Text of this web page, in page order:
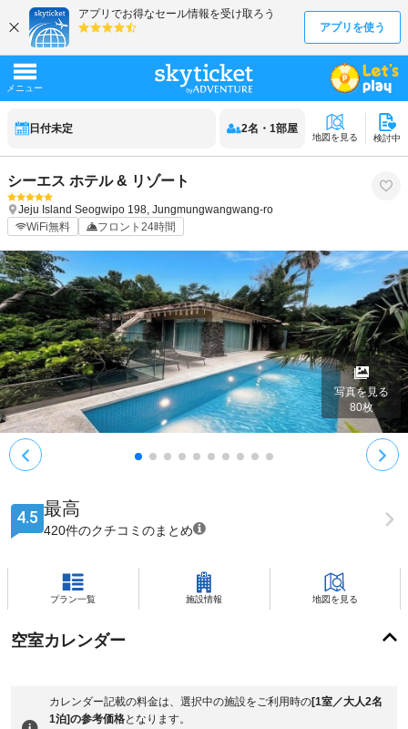
日付未定 2名 ・ 1部屋
地図を見る 検討中
シーエス ホテル & リゾート
Jeju Island Seogwipo 198, Jungmungwangwang-ro
WiFi無料
フロント24時間
写真を見る
80枚
4.5 最高
420件のクチコミのまとめ
プラン一覧 施設情報 地図を見る
空室カレンダー
カレンダー記載の料金は、選択中の施設をご利用時の[1室／大人2名
1泊]の参考価格となります。